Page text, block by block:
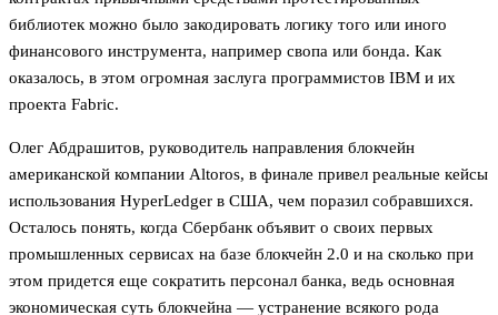
библиотек можно было закодировать логику того или иного
финансового инструмента, например свопа или бонда. Как
оказалось, в этом огромная заслуга программистов IBM и их
проекта Fabric.
Олег Абдрашитов, руководитель направления блокчейн
американской компании Altoros, в финале привел реальные кейсы
использования HyperLedger в США, чем поразил собравшихся.
Осталось понять, когда Сбербанк объявит о своих первых
промышленных сервисах на базе блокчейн 2.0 и на сколько при
этом придется еще сократить персонал банка, ведь основная
экономическая суть блокчейна — устранение всякого рода